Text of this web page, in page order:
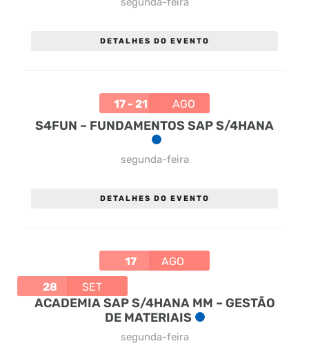
DETALHES DO EVENTO
17 - 21 AGO
S4FUN – FUNDAMENTOS SAP S/4HANA
segunda-feira
DETALHES DO EVENTO
17
AGO
28
SET
ACADEMIA SAP S/4HANA MM – GESTÃO
DE MATERIAIS
segunda-feira